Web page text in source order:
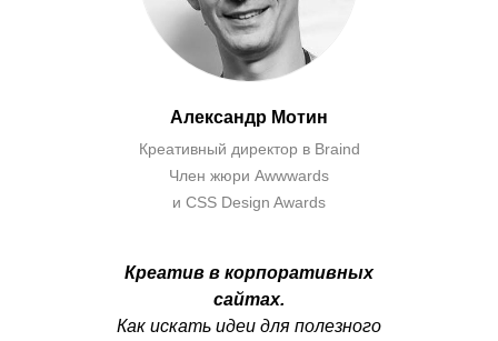
Александр Мотин
Креативный директор в Braind
Член жюри Awwwards
и CSS Design Awards
Креатив в корпоративных
сайтах.
Как искать идеи для полезного